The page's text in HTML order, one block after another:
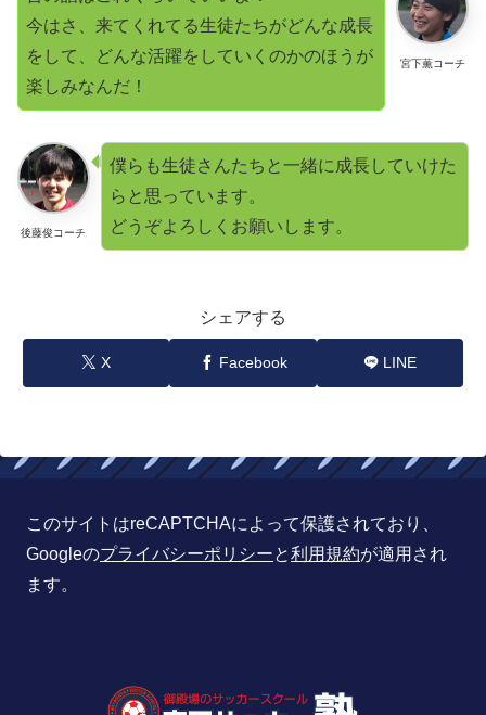
宮下薫コーチ
今はさ、来てくれてる生徒たちがどんな成長
をして、どんな活躍をしていくのかのほうが
楽しみなんだ！
後藤俊コーチ
僕らも生徒さんたちと一緒に成長していけた
らと思っています。
どうぞよろしくお願いします。
シェアする
X Facebook LINE
このサイトはreCAPTCHAによって保護されており、
Googleのプライバシーポリシーと利用規約が適用され
ます。